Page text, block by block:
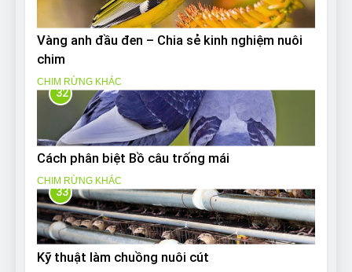
Vàng anh đầu đen – Chia sẻ kinh nghiệm nuôi
chim
CHIM RỪNG KHÁC
32
Cách phân biệt Bồ câu trống mái
CHIM RỪNG KHÁC
33
Kỹ thuật làm chuồng nuôi cút